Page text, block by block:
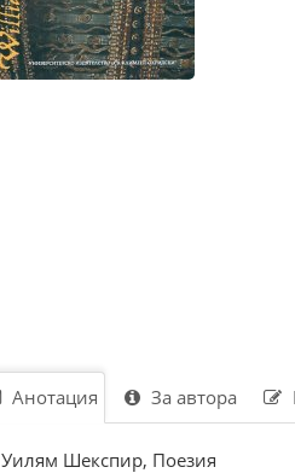
Анотация За автора
Уилям Шекспир, Поезия